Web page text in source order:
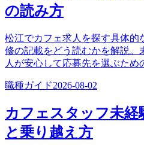
の読み方
松江でカフェ求人を探す具体的
修の記載をどう読むかを解説。
人が安心して応募先を選ぶため
職種ガイド2026-08-02
カフェスタッフ未経
と乗り越え方